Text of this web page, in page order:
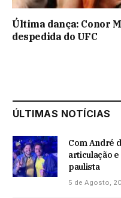
Última dança: Conor
despedida do UFC
ÚLTIMAS NOTÍCIAS
Com André
articulação
paulista
5 de Agosto,